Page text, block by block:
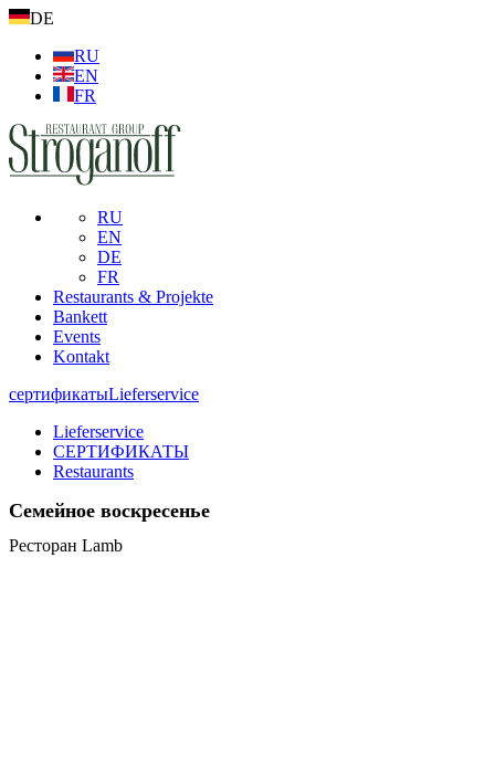
DE
RU
EN
FR
RU
EN
DE
FR
Restaurants & Projekte
Bankett
Events
Kontakt
сертификатыLieferservice
Lieferservice
СЕРТИФИКАТЫ
Restaurants
Семейное воскресенье
Ресторан Lamb